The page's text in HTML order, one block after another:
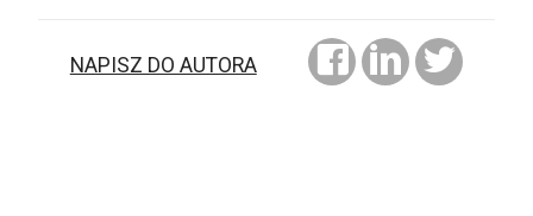
NAPISZ DO AUTORA